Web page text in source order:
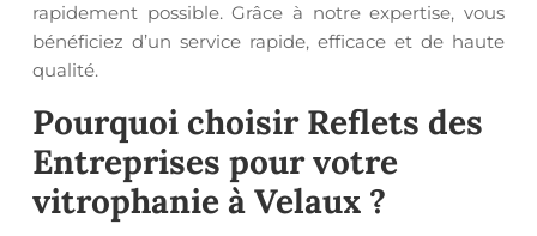
rapidement possible. Grâce à notre expertise, vous
bénéficiez d’un service rapide, efficace et de haute
qualité.
Pourquoi choisir Reflets des
Entreprises pour votre
vitrophanie à Velaux?